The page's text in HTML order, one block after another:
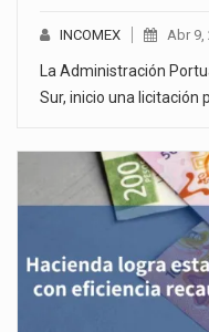
INCOMEX Abr 9,
La Administración
Sur, inicio una licitación